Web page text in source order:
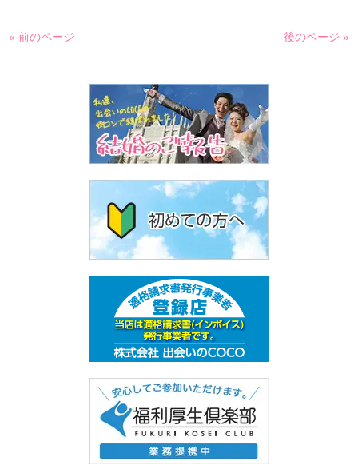
« 前のページ 後のページ »